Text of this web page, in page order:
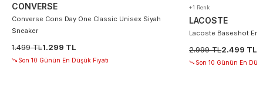
CONVERSE
Converse Cons Day One Classic Unisex Siyah
Sneaker
1.499 TL1.299 TL
Son 10 Günün En Düşük Fiyatı
+1 Renk
LACOSTE
Lacoste Baseshot
2.999 TL2.499 TL
Son 10 Günün En